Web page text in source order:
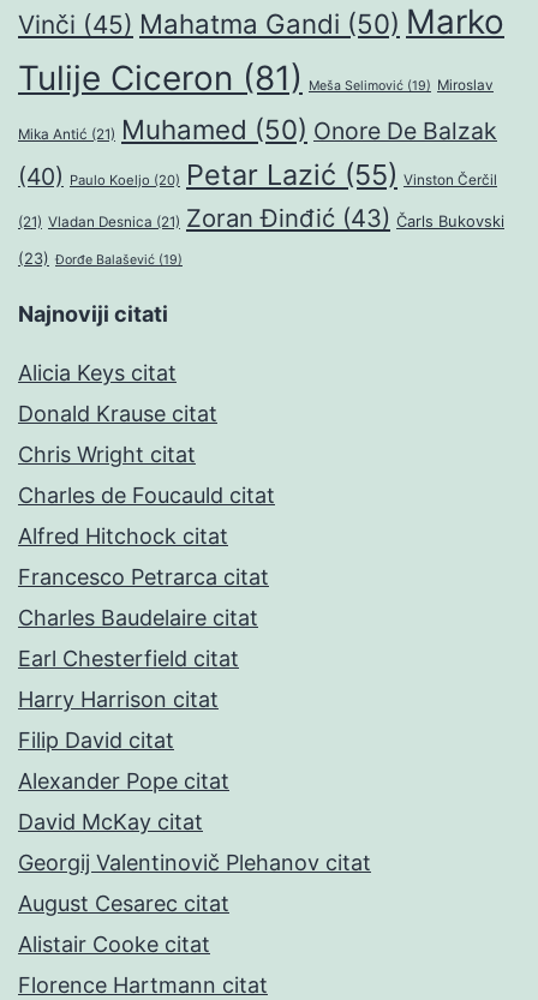
Vinči (45) Mahatma Gandi (50) Marko
Tulije Ciceron (81) Meša Selimović (19) Miroslav
Mika Antić (21) Muhamed (50) Onore De Balzak
(40) Paulo Koeljo (20) Petar Lazić (55) Vinston Čerčil
(21) Vladan Desnica (21) Zoran Đinđić (43) Čarls Bukovski
(23) Đorđe Balašević (19)
Najnoviji citati
Alicia Keys citat
Donald Krause citat
Chris Wright citat
Charles de Foucauld citat
Alfred Hitchock citat
Francesco Petrarca citat
Charles Baudelaire citat
Earl Chesterfield citat
Harry Harrison citat
Filip David citat
Alexander Pope citat
David McKay citat
Georgij Valentinovič Plehanov citat
August Cesarec citat
Alistair Cooke citat
Florence Hartmann citat